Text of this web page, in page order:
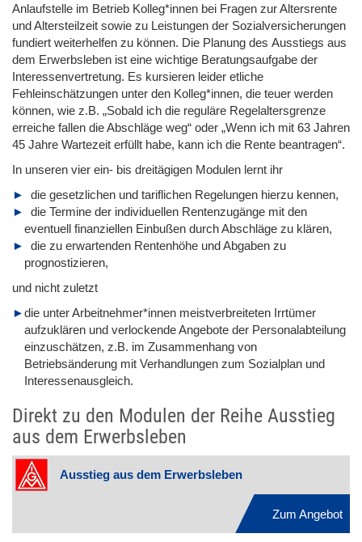
Anlaufstelle im Betrieb Kolleg*innen bei Fragen zur Altersrente
und Altersteilzeit sowie zu Leistungen der Sozialversicherungen
fundiert weiterhelfen zu können. Die Planung des Ausstiegs aus
dem Erwerbsleben ist eine wichtige Beratungsaufgabe der
Interessenvertretung. Es kursieren leider etliche
Fehleinschätzungen unter den Kolleg*innen, die teuer werden
können, wie z.B. „Sobald ich die reguläre Regelaltersgrenze
erreiche fallen die Abschläge weg“ oder „Wenn ich mit 63 Jahren
45 Jahre Wartezeit erfüllt habe, kann ich die Rente beantragen“.
In unseren vier ein- bis dreitägigen Modulen lernt ihr
die gesetzlichen und tariflichen Regelungen hierzu kennen,
die Termine der individuellen Rentenzugänge mit den
eventuell finanziellen Einbußen durch Abschläge zu klären,
die zu erwartenden Rentenhöhe und Abgaben zu
prognostizieren,
und nicht zuletzt
die unter Arbeitnehmer*innen meistverbreiteten Irrtümer
aufzuklären und verlockende Angebote der Personalabteilung
einzuschätzen, z.B. im Zusammenhang von
Betriebsänderung mit Verhandlungen zum Sozialplan und
Interessenausgleich.
Direkt zu den Modulen der Reihe Ausstieg
aus dem Erwerbsleben
Ausstieg aus dem Erwerbsleben
Zum Angebot